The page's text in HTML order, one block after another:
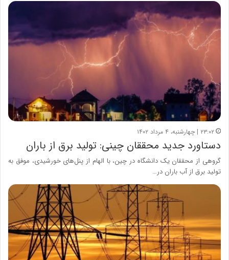
۲۳:۰۲ | چهارشنبه، ۴ مرداد ۱۴۰۲
دستاورد جدید محققان چینی: تولید برق از باران
گروهی از محققان یک دانشگاه در چین، با الهام از پنل‌های خورشیدی، موفق به
تولید برق از آب باران در…